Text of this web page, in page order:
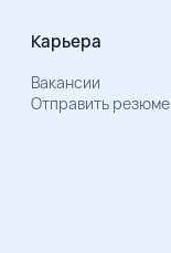
Карьера
Вакансии
Отправить резюме